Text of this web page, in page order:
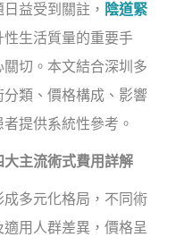
益受到關註， 陰道緊
生活質量的重要手
切。本文結合深圳多
類、價格構成、影響
提供系統性參考。
主流術式費用詳解
成多元化格局，不同術
用人群差異，價格呈